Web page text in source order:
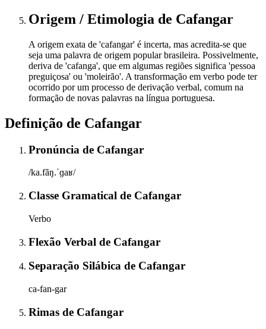
Origem / Etimologia de Cafangar
A origem exata de 'cafangar' é incerta, mas acredita-se que
seja uma palavra de origem popular brasileira. Possivelmente,
deriva de 'cafanga', que em algumas regiões significa 'pessoa
preguiçosa' ou 'moleirão'. A transformação em verbo pode ter
ocorrido por um processo de derivação verbal, comum na
formação de novas palavras na língua portuguesa.
Definição de Cafangar
Pronúncia de Cafangar
/ka.fãŋ.ˈɡaʁ/
Classe Gramatical de Cafangar
Verbo
Flexão Verbal de Cafangar
Separação Silábica de Cafangar
ca-fan-gar
Rimas de Cafangar